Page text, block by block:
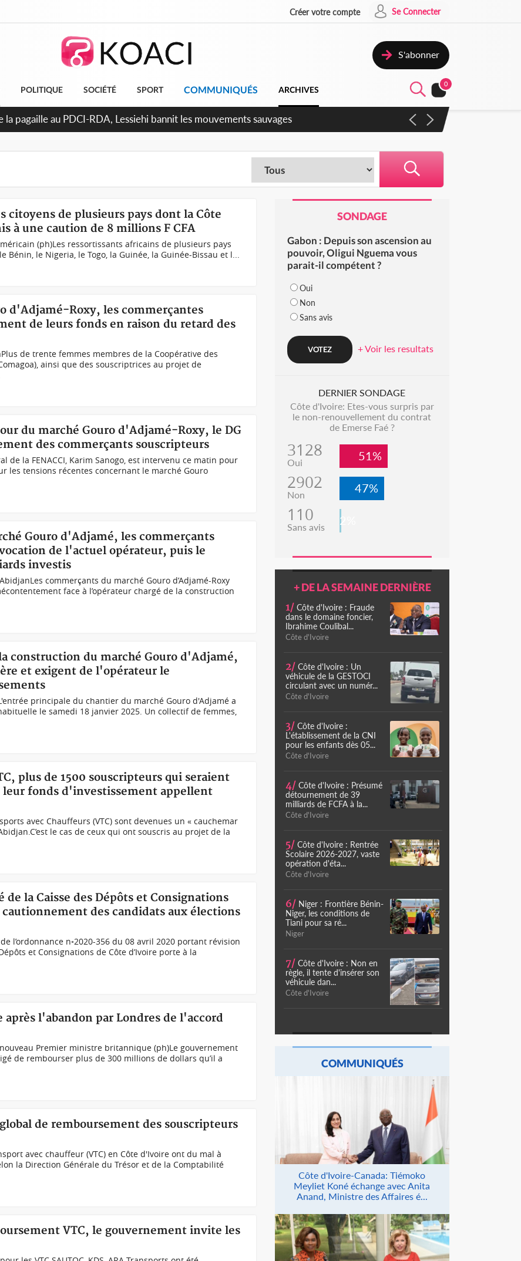
Créer votre compte Se Connecter
S'abonner
POLITIQUE SOCIÉTÉ SPORT COMMUNIQUÉS ARCHIVES
0
promet des sanctions contre les déguerpissements illégaux
citoyens de plusieurs pays dont la Côte
à une caution de 8 millions F CFA
(ph)Les ressortissants africains de plusieurs pays
Bénin, le Nigeria, le Togo, la Guinée, la Guinée-Bissau et l...
d'Adjamé-Roxy, les commerçantes
de leurs fonds en raison du retard des
de trente femmes membres de la Coopérative des
ainsi que des souscriptrices au projet de
du marché Gouro d'Adjamé-Roxy, le DG
des commerçants souscripteurs
de la FENACCI, Karim Sanogo, est intervenu ce matin pour
les tensions récentes concernant le marché Gouro
Gouro d'Adjamé, les commerçants
de l'actuel opérateur, puis le
investis
commerçants du marché Gouro d’Adjamé-Roxy
face à l’opérateur chargé de la construction
construction du marché Gouro d'Adjamé,
et exigent de l'opérateur le
principale du chantier du marché Gouro d'Adjamé a
le samedi 18 janvier 2025. Un collectif de femmes,
plus de 1500 souscripteurs qui seraient
fonds d'investissement appellent
avec Chauffeurs (VTC) sont devenues un « cauchemar
le cas de ceux qui ont souscris au projet de la
la Caisse des Dépôts et Consignations
des candidats aux élections
l’ordonnance n◦2020-356 du 08 avril 2020 portant révision
et Consignations de Côte d’Ivoire porte à la
après l'abandon par Londres de l'accord
Premier ministre britannique (ph)Le gouvernement
de rembourser plus de 300 millions de dollars qu’il a
de remboursement des souscripteurs
avec chauffeur (VTC) en Côte d'Ivoire ont du mal à
la Direction Générale du Trésor et de la Comptabilité
VTC, le gouvernement invite les
SONDAGE
Gabon : Depuis son ascension au
pouvoir, Oligui Nguema vous
parait-il compétent ?
Oui
Non
Sans avis
+ Voir les resultats
DERNIER SONDAGE
Côte d'Ivoire: Etes-vous surpris par
le non-renouvellement du contrat
de Emerse Faé ?
3128
Oui 51%
2902
Non 47%
110
Sans avis 2%
+ DE LA SEMAINE DERNIÈRE
1/ Côte d'Ivoire : Fraude
dans le domaine foncier,
Ibrahime Coulibal...
Côte d'Ivoire
2/ Côte d'Ivoire : Un
véhicule de la GESTOCI
circulant avec un numér...
Côte d'Ivoire
3/ Côte d'Ivoire :
L'établissement de la CNI
pour les enfants dès 05...
Côte d'Ivoire
4/ Côte d'Ivoire : Présumé
détournement de 39
milliards de FCFA à la...
Côte d'Ivoire
5/ Côte d'Ivoire : Rentrée
Scolaire 2026-2027, vaste
opération d'éta...
Côte d'Ivoire
6/ Niger : Frontière Bénin-
Niger, les conditions de
Tiani pour sa ré...
Niger
7/ Côte d'Ivoire : Non en
règle, il tente d'insérer son
véhicule dan...
Côte d'Ivoire
COMMUNIQUÉS
Côte d'Ivoire-Canada: Tiémoko
Meyliet Koné échange avec Anita
Anand, Ministre des Affaires é...